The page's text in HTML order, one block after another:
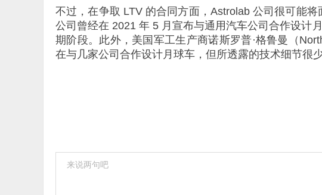
不过，在争取 LTV 的合同方面，Astrolab 公司很可能
公司曾经在 2021 年 5 月宣布与通用汽车公司合作设计
期阶段。此外，美国军工生产商诺斯罗普·格鲁曼（
在与几家公司合作设计月球车，但所透露的技术细节很少